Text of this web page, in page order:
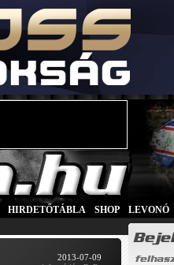
HIRDETŐTÁBLA SHOP LEVONÓ
2013-07-09